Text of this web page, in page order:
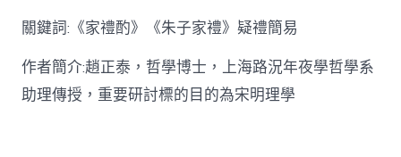
中
關鍵詞:《家禮酌》《朱子家禮》疑禮簡易
作者簡介:趙正泰，哲學博士，上海路況年夜學哲學系
助理傳授，重要研討標的目的為宋明理學